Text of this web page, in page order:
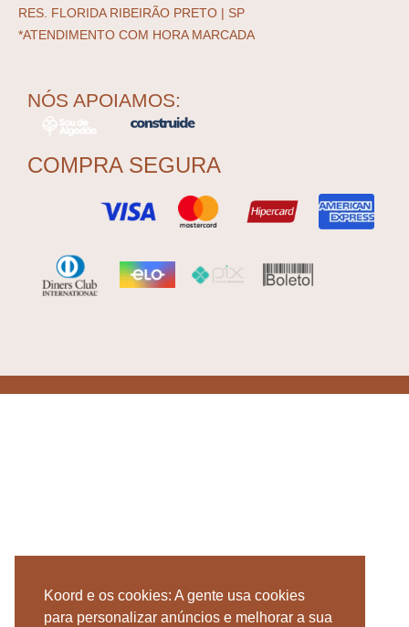
RES. FLORIDA RIBEIRÃO PRETO | SP
*ATENDIMENTO COM HORA MARCADA
NÓS APOIAMOS:
COMPRA SEGURA
Koord e os cookies: A gente usa cookies
para personalizar anúncios e melhorar a sua